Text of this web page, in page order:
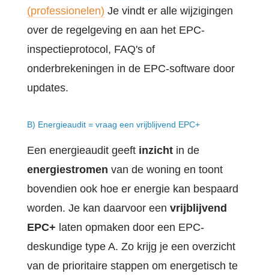
(professionelen) Je vindt er alle wijzigingen
over de regelgeving en aan het EPC-
inspectieprotocol, FAQ's of
onderbrekeningen in de EPC-software door
updates.
B) Energieaudit = vraag een vrijblijvend EPC+
Een energieaudit geeft inzichtin de
energiestromen van de woning en toont
bovendien ook hoe er energie kan bespaard
worden. Je kan daarvoor een vrijblijvend
EPC+ laten opmaken door een EPC-
deskundige type A. Zo krijg je een overzicht
van de prioritaire stappen om energetisch te